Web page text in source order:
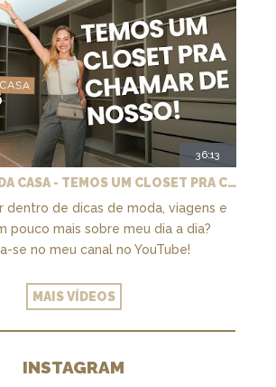
36:13
EP. 6: A SAGA DA CASA - TEMOS UM CLOSET PRA CHAMAR DE NOSSO + MARCENARIA E PAISAGISMO
dentro de dicas de moda, viagens e
pouco mais sobre meu dia a dia?
se no meu canal no YouTube!
MAIS VÍDEOS
INSTAGRAM